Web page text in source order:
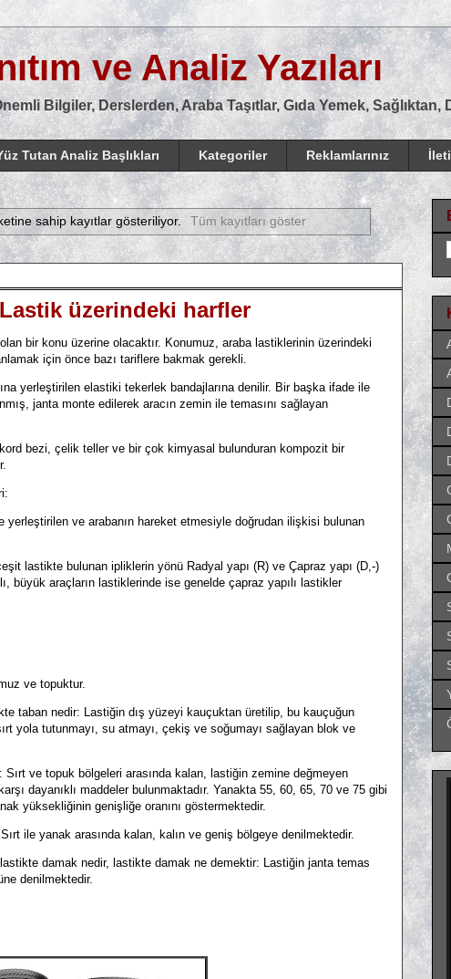
ve Analiz Yazıları
Bilgiler, Derslerden, Araba Taşıtlar, Gıda Yemek,
Tutan Analiz Başlıkları Kategoriler Reklamlarınız
sahip kayıtlar gösteriliyor. Tüm kayıtları göster
üzerindeki harfler
bir konu üzerine olacaktır. Konumuz, araba lastiklerinin üzerindeki
için önce bazı tariflere bakmak gerekli.
yerleştirilen elastiki tekerlek bandajlarına denilir. Bir başka ifade ile
janta monte edilerek aracın zemin ile temasını sağlayan
bezi, çelik teller ve bir çok kimyasal bulunduran kompozit bir
yerleştirilen ve arabanın hareket etmesiyle doğrudan ilişkisi bulunan
lastikte bulunan ipliklerin yönü Radyal yapı (R) ve Çapraz yapı (D,-)
büyük araçların lastiklerinde ise genelde çapraz yapılı lastikler
ve topuktur.
taban nedir: Lastiğin dış yüzeyi kauçuktan üretilip, bu kauçuğun
yola tutunmayı, su atmayı, çekiş ve soğumayı sağlayan blok ve
Sırt ve topuk bölgeleri arasında kalan, lastiğin zemine değmeyen
dayanıklı maddeler bulunmaktadır. Yanakta 55, 60, 65, 70 ve 75 gibi
yüksekliğinin genişliğe oranını göstermektedir.
Sırt ile yanak arasında kalan, kalın ve geniş bölgeye denilmektedir.
damak nedir, lastikte damak ne demektir: Lastiğin janta temas
denilmektedir.